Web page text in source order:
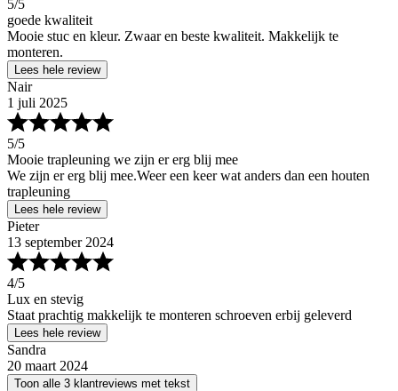
5/5
goede kwaliteit
Mooie stuc en kleur. Zwaar en beste kwaliteit. Makkelijk te
monteren.
Lees hele review
Nair
1 juli 2025
5/5
Mooie trapleuning we zijn er erg blij mee
We zijn er erg blij mee.Weer een keer wat anders dan een houten
trapleuning
Lees hele review
Pieter
13 september 2024
4/5
Lux en stevig
Staat prachtig makkelijk te monteren schroeven erbij geleverd
Lees hele review
Sandra
20 maart 2024
Toon alle 3 klantreviews met tekst